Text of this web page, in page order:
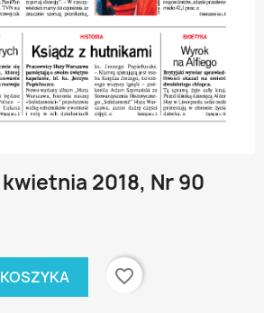
2018, Nr 90
favorite_border